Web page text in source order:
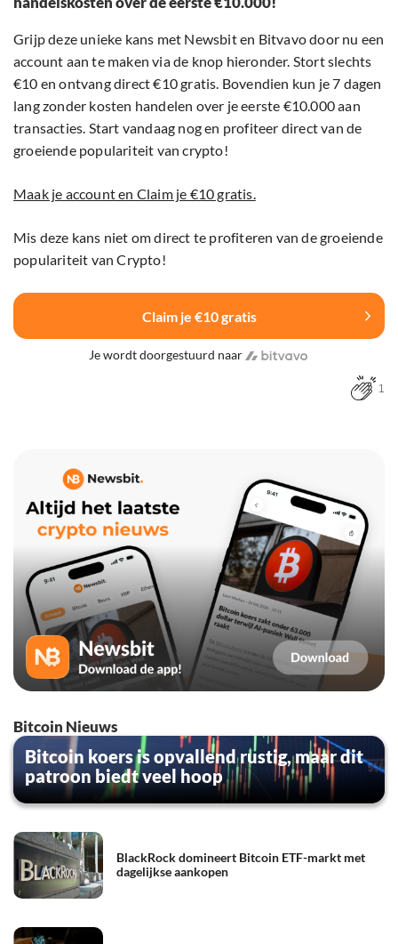
Grijp deze unieke kans met Newsbit en Bitvavo door nu een
account aan te maken via de knop hieronder. Stort slechts
€10 en ontvang direct €10 gratis. Bovendien kun je 7 dagen
lang zonder kosten handelen over je eerste €10.000 aan
transacties. Start vandaag nog en profiteer direct van de
groeiende populariteit van crypto!
Maak je account en Claim je €10 gratis.
Mis deze kans niet om direct te profiteren van de groeiende
populariteit van Crypto!
Claim je €10 gratis
Je wordt doorgestuurd naar
1
Bitcoin Nieuws
Bitcoin koers is opvallend rustig, maar dit
patroon biedt veel hoop
BlackRock domineert Bitcoin ETF-markt met
dagelijkse aankopen